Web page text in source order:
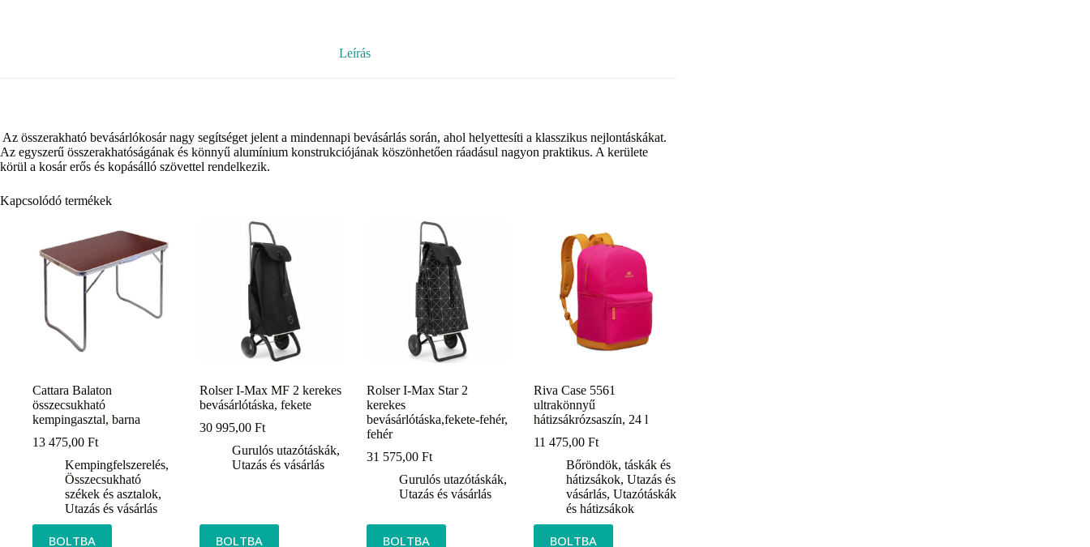
Leírás
Az összerakható bevásárlókosár nagy segítséget jelent a mindennapi bevásárlás során, ahol helyettesíti a klasszikus nejlontáskákat.
Az egyszerű összerakhatóságának és könnyű alumínium konstrukciójának köszönhetően ráadásul nagyon praktikus. A kerülete
körül a kosár erős és kopásálló szövettel rendelkezik.
Kapcsolódó termékek
Cattara Balaton
összecsukható
kempingasztal, barna
13 475,00 Ft
Kempingfelszerelés,
Összecsukható
székek és asztalok,
Utazás és vásárlás
BOLTBA
Rolser I-Max MF 2 kerekes
bevásárlótáska, fekete
30 995,00Ft
Gurulós utazótáskák,
Utazás és vásárlás
BOLTBA
Rolser I-Max Star 2
kerekes
bevásárlótáska,fekete-fehér,
fehér
31 575,00Ft
Gurulós utazótáskák,
Utazás és vásárlás
BOLTBA
Riva Case 5561
ultrakönnyű
hátizsákrózsaszín, 24 l
11 475,00Ft
Bőröndök, táskák és
hátizsákok,Utazás és
vásárlás,Utazótáskák
és hátizsákok
BOLTBA